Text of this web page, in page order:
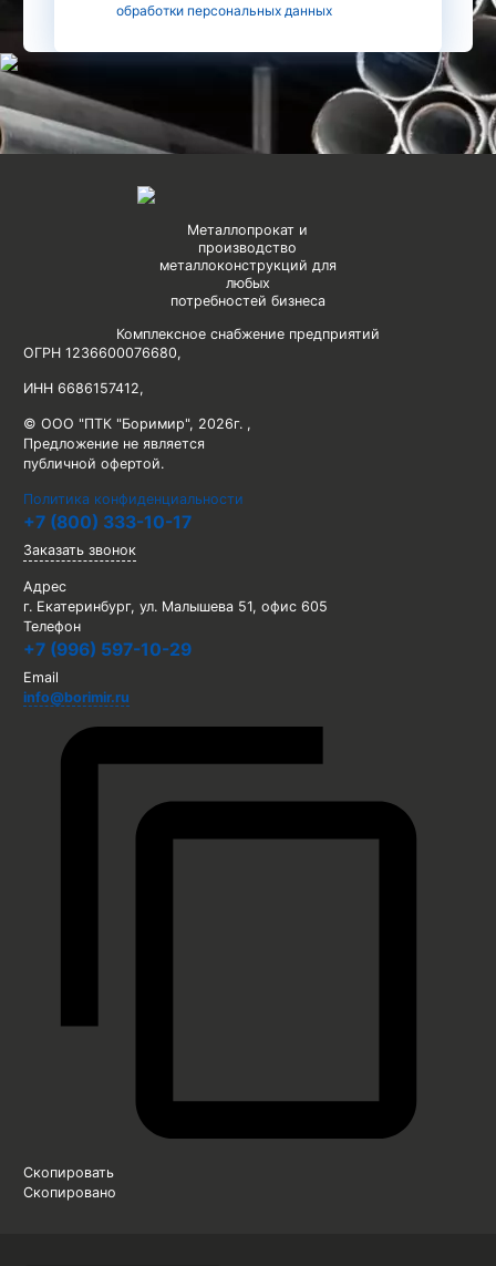
обработки персональных данных
Металлопрокат и
производство
металлоконструкций для
любых
потребностей бизнеса
Комплексное снабжение предприятий
ОГРН 1236600076680,
ИНН 6686157412,
© ООО "ПТК "Боримир", 2026г. ,
Предложение не является
публичной офертой.
Политика конфиденциальности
+7 (800) 333-10-17
Заказать звонок
Адрес
г. Екатеринбург, ул. Малышева 51, офис 605
Телефон
+7 (996) 597-10-29
Email
info@borimir.ru
Скопировать
Скопировано